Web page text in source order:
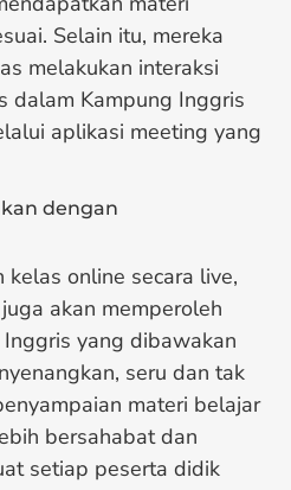
Selain itu, mereka
melakukan interaksi
dalam Kampung Inggris
aplikasi meeting yang
dengan
kelas online secara live,
akan memperoleh
yang dibawakan
seru dan tak
materi belajar
bersahabat dan
setiap peserta didik